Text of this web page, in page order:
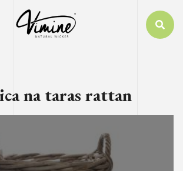
na taras rattan